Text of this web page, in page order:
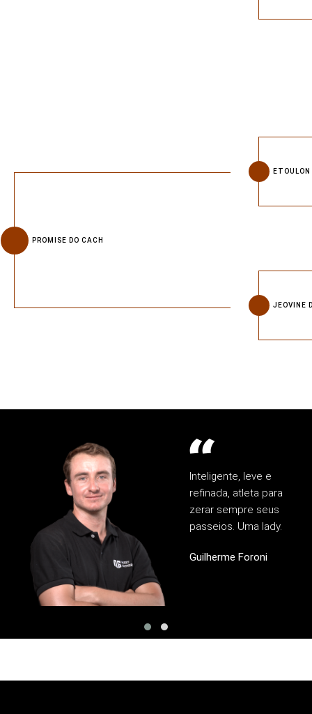
PROMISE DO CACH
ETOULON
JEOVINE
Inteligente, leve e
refinada, atleta para
zerar sempre seus
passeios. Uma lady.
Guilherme Foroni